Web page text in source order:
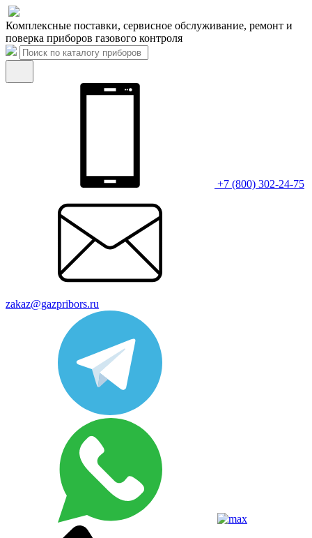
Комплексные поставки, сервисное обслуживание, ремонт и
поверка приборов газового контроля
+7 (800) 302-24-75
zakaz@gazpribors.ru